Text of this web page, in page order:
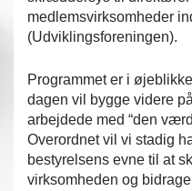
medlemsvirksomheder
(Udviklingsforeningen).
Programmet er i
dagen vil bygge videre
arbejdede med “den
Overordnet vil vi stadig
bestyrelsens evne til at
virksomheden og